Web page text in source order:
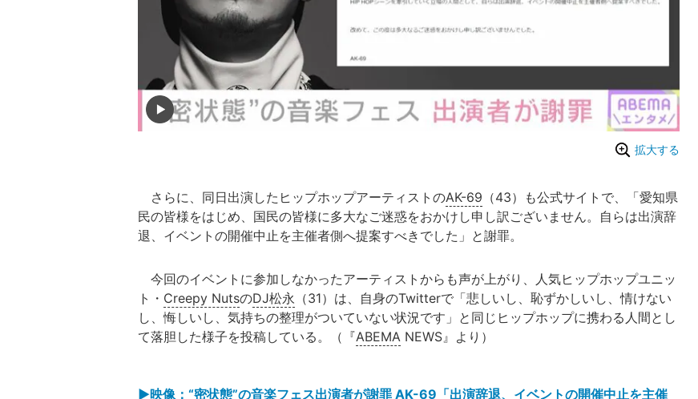
拡大する
さらに、同日出演したヒップホップアーティストのAK-69 （43）も公式サイトで、「愛知県
民の皆様をはじめ、国民の皆様に多大なご迷惑をおかけし申し訳ございません。自らは出演辞
退、イベントの開催中止を主催者側へ提案すべきでした」と謝罪。
今回のイベントに参加しなかったアーティストからも声が上がり、人気ヒップホップユニッ
ト・ Creepy NutsのDJ松永 （31）は、自身のTwitterで「悲しいし、恥ずかしいし、情けない
し、悔しいし、気持ちの整理がついていない状況です」と同じヒップホップに携わる人間とし
て落胆した様子を投稿している。（『ABEMA NEWS』より）
▶︎映像：“密状態”の音楽フェス出演者が謝罪 AK-69「出演辞退、イベントの開催中止を主催